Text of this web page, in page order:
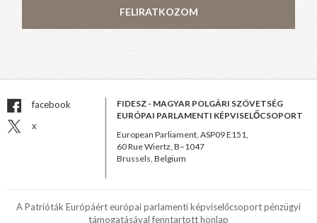
FELIRATKOZOM
facebook
x
FIDESZ - MAGYAR POLGÁRI SZÖVETSÉG
EURÓPAI PARLAMENTI KÉPVISELŐCSOPORT
European Parliament, ASP09 E151,
60 Rue Wiertz, B–1047
Brussels, Belgium
A Patrióták Európáért európai parlamenti képviselőcsoport pénzügyi
támogatásával fenntartott honlap